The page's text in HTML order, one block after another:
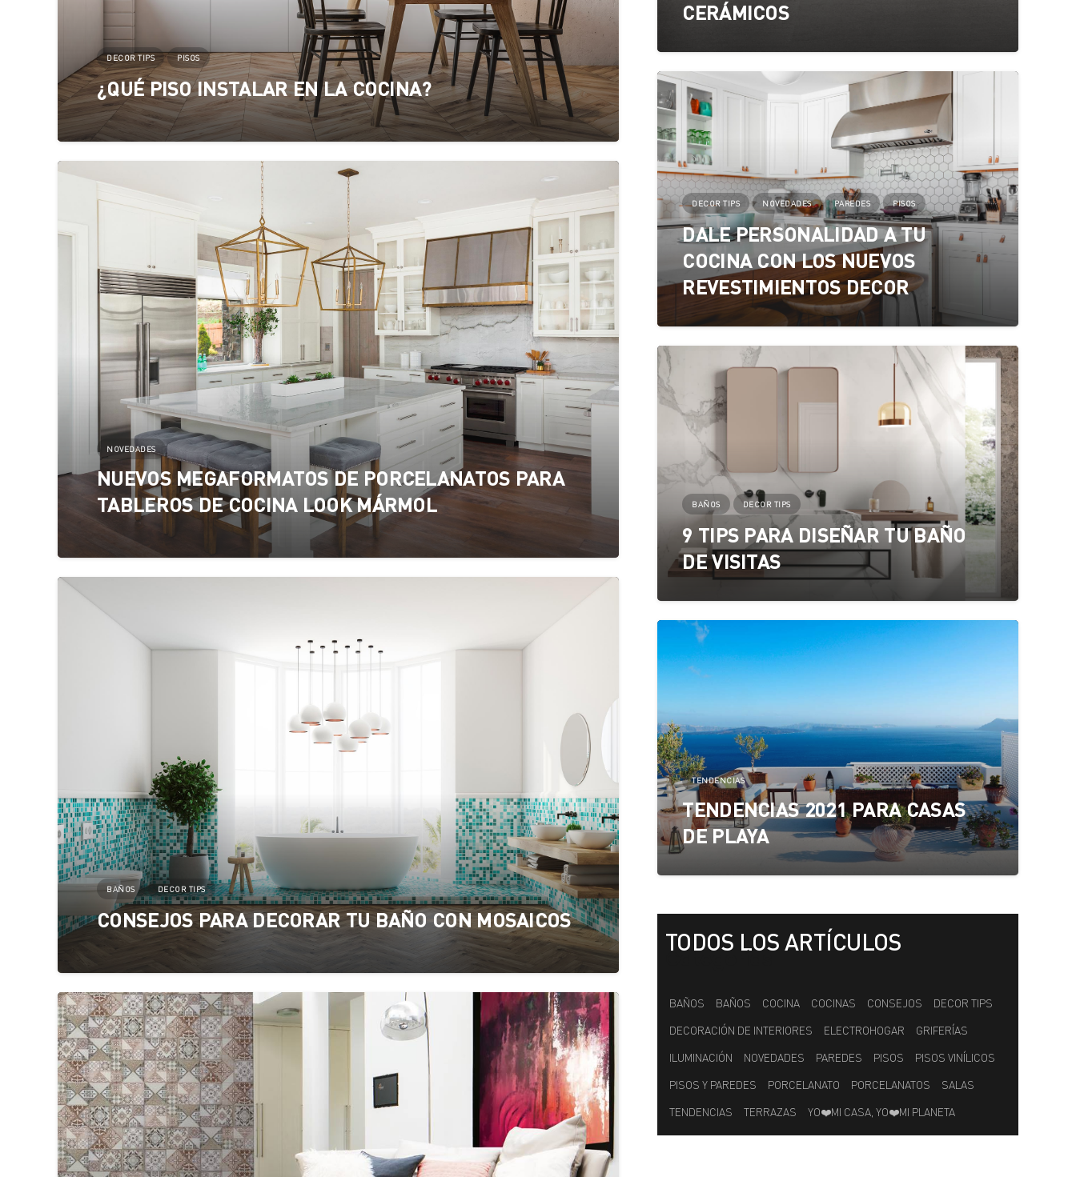
DECOR TIPS PISOS
¿QUÉ PISO INSTALAR EN LA COCINA?
NOVEDADES
NUEVOS MEGAFORMATOS DE PORCELANATOS PARA
TABLEROS DE COCINA LOOK MÁRMOL
BAÑOS DECOR TIPS
CONSEJOS PARA DECORAR TU BAÑO CON MOSAICOS
CERÁMICOS
DECOR TIPS NOVEDADES PAREDES PISOS
DALE PERSONALIDAD A TU
COCINA CON LOS NUEVOS
REVESTIMIENTOS DECOR
BAÑOS DECOR TIPS
9 TIPS PARA DISEÑAR TU BAÑO
DE VISITAS
TENDENCIAS
TENDENCIAS 2021 PARA CASAS
DE PLAYA
TODOS LOS ARTÍCULOS
Categorías
BAÑOS BAÑOS COCINA COCINAS CONSEJOS DECOR TIPS
DECORACIÓN DE INTERIORES ELECTROHOGAR GRIFERÍAS
ILUMINACIÓN NOVEDADES PAREDES PISOS PISOS VINÍLICOS
PISOS Y PAREDES PORCELANATO PORCELANATOS SALAS
TENDENCIAS TERRAZAS YO❤️MI CASA, YO❤️MI PLANETA